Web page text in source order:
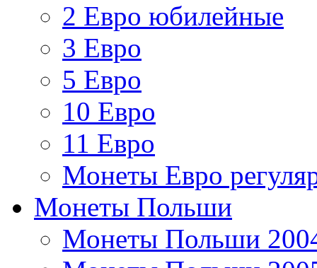
2 Евро юбилейные
3 Евро
5 Евро
10 Евро
11 Евро
Монеты Евро
Монеты Польши
Монеты Польши